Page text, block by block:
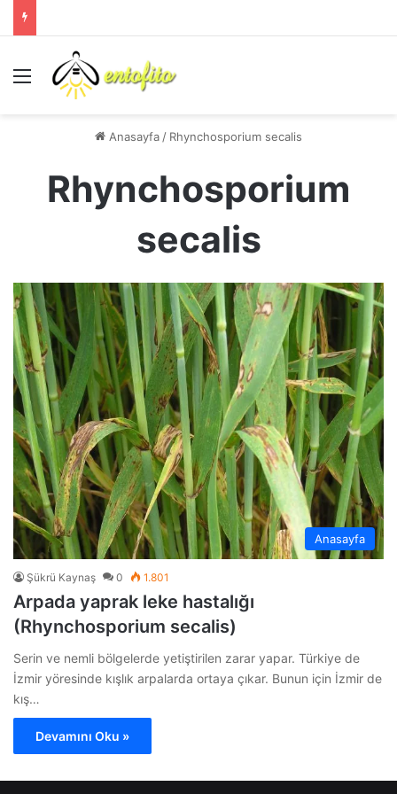
Menü
Anasayfa / Rhynchosporium secalis
Rhynchosporium
secalis
Anasayfa
Şükrü Kaynaş 0 1.801
Arpada yaprak leke hastalığı
(Rhynchosporium secalis)
Serin ve nemli bölgelerde yetiştirilen zarar yapar. Türkiye de
İzmir yöresinde kışlık arpalarda ortaya çıkar. Bunun için İzmir de
kış…
Devamını Oku »